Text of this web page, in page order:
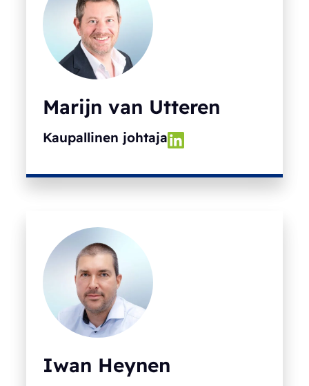
Marijn van Utteren
Kaupallinen johtaja
Iwan Heynen